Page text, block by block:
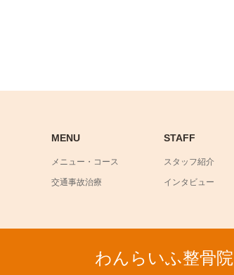
MENU
メニュー・コース
交通事故治療
STAFF
スタッフ紹介
インタビュー
わんらいふ整骨院